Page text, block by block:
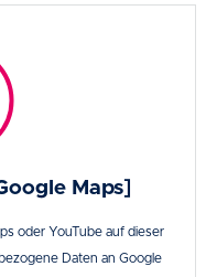
Maps]
oder YouTube auf dieser
Daten an Google